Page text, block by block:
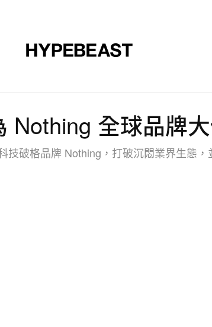
Nothing 全球品牌
技破格品牌 Nothing，打破沉悶業界生態